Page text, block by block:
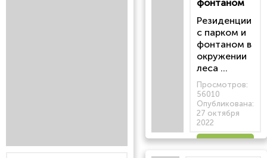
фонтаном
Резиденции
с парком и
фонтаном в
окружении
леса ...
Просмотров:
56010
Опубликована:
27 октября
2022